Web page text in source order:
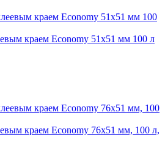
краем Economy 51x51 мм 100 л
краем Economy 76x51 мм, 100 л,